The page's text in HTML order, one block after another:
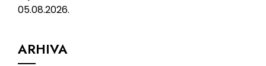
ARHIVA